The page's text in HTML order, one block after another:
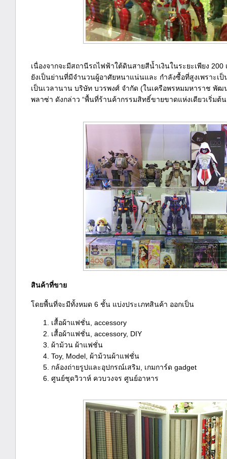
เนื่องจากจะมีสถานีรถไฟฟ้าใต้ดินสายสีน้ำเงินในระยะเพียง
ยังเป็นย่านที่มีจำนวนผู้อาศัยหนาแน่นและ กำลังซื้อที่สูงเพราะเ
เป็นเวลานาน บริษัท บวรพงศ์ จำกัด (ในเครือพรหมมหาราช พัฒ
พลาซ่า ดังกล่าว “พื้นที่ร้านค้ากรรมสิทธิ์ขายขาดแห่งเดียวเริ่มต้น
สินค้าที่ขาย
โดยพื้นที่จะมีทั้งหมด 6 ชั้น แบ่งประเภทสินค้า ออกเป็น
เสื้อผ้าแฟชั่น, accessory
เสื้อผ้าแฟชั่น, accessory, DIY
ผ้าม้วน ผ้าแฟชั่น
Toy, Model, ผ้าม้วนผ้าแฟชั่น
กล้องถ่ายรูปและอุปกรณ์เสริม, เกมการ์ด gadget
ศูนย์ชุดวิวาห์ ควบวงจร ศูนย์อาหาร